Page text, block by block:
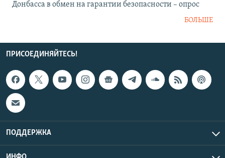
Донбасса в обмен на гарантии безопасности – опрос
БОЛЬШЕ
ПРИСОЕДИНЯЙТЕСЬ!
ПОДДЕРЖКА